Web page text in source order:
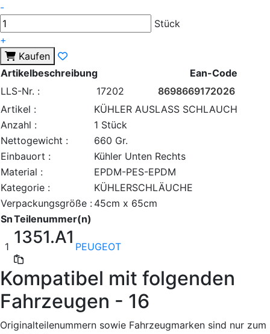
-
Stück
+
Kaufen
Artikelbeschreibung
Ean-Code
LLS-Nr. :
17202
8698669172026
Artikel :
KÜHLER AUSLASS SCHLAUCH
Anzahl :
1 Stück
Nettogewicht :
660 Gr.
Einbauort :
Kühler Unten Rechts
Material :
EPDM-PES-EPDM
Kategorie :
KÜHLERSCHLÄUCHE
Verpackungsgröße : 45cm x 65cm
SnTeilenummer(n)
1 1351.A1 PEUGEOT
Kompatibel mit folgenden
Fahrzeugen - 16
Originalteilenummern sowie Fahrzeugmarken sind nur zum